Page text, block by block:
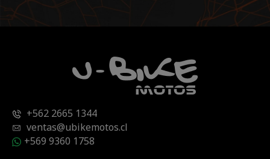
+562 2665 1344
ventas@ubikemotos.cl
+569 9360 1758